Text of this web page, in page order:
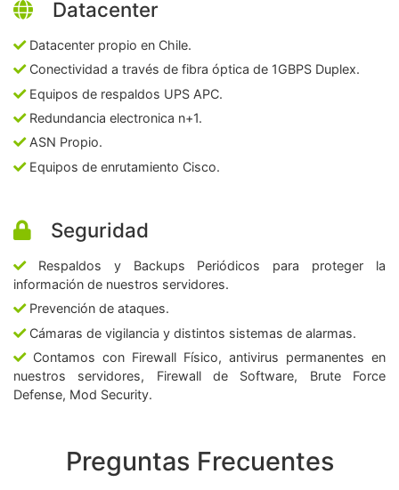
Datacenter
Datacenter propio en Chile.
Conectividad a través de fibra óptica de 1GBPS Duplex.
Equipos de respaldos UPS APC.
Redundancia electronica n+1.
ASN Propio.
Equipos de enrutamiento Cisco.
Seguridad
Respaldos y Backups Periódicos para proteger la
información de nuestros servidores.
Prevención de ataques.
Cámaras de vigilancia y distintos sistemas de alarmas.
Contamos con Firewall Físico, antivirus permanentes en
nuestros servidores, Firewall de Software, Brute Force
Defense, Mod Security.
Preguntas Frecuentes